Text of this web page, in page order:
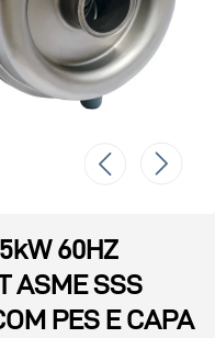
60HZ
ASME SSS
PES E CAPA